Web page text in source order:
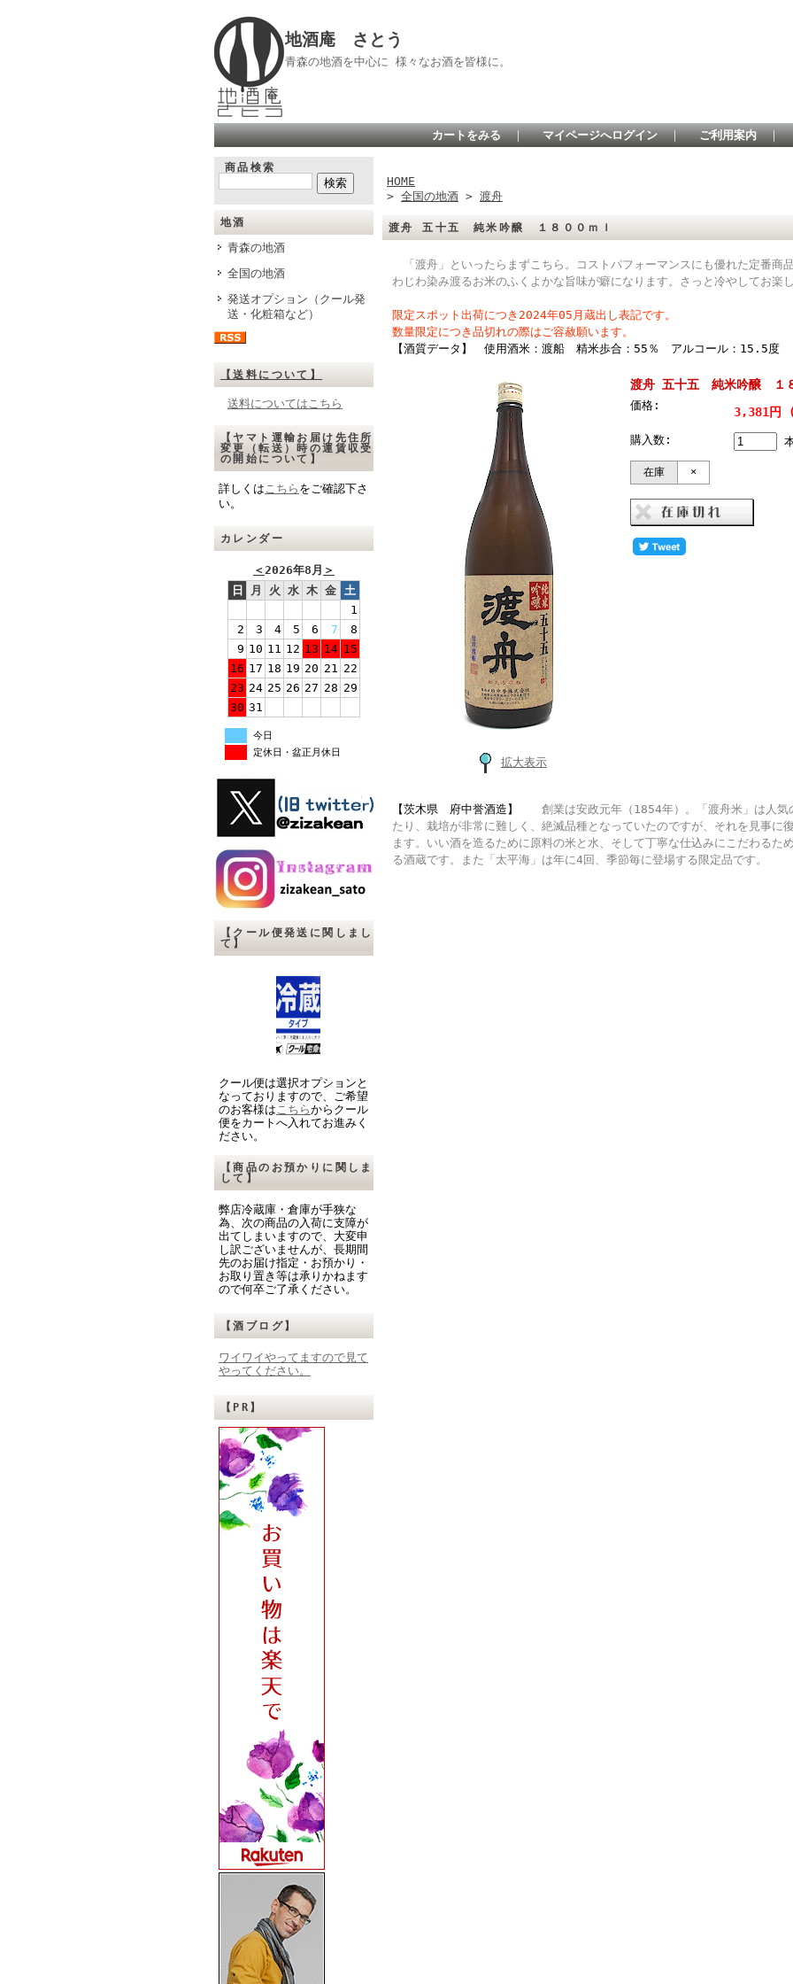
地酒庵 さとう
青森の地酒を中心に 様々なお酒を皆様に。
カートをみる ｜ マイページへログイン ｜ ご利用案内 ｜
商品検索
地酒
青森の地酒
全国の地酒
発送オプション（クール発
送・化粧箱など）
【送料について】
送料についてはこちら
【ヤマト運輸お届け先住所
変更（転送）時の運賃収受
の開始について】
詳しくはこちら をご確認下さ
い。
カレンダー
＜2026年8月 ＞
日
月 火 水 木 金 土
1
2
3 4 5 6 7
8
9 10 11 12 13 14 15
16 17 18 19 20 21 22
23 24 25 26 27 28 29
30 31
今日
定休日・盆正月休日
【クール便発送に関しまし
て】
クール便は選択オプションと
なっておりますので、ご希望
のお客様はこちらからクール
便をカートへ入れてお進みく
ださい。
【商品のお預かりに関しま
して】
弊店冷蔵庫・倉庫が手狭な
為、次の商品の入荷に支障が
出てしまいますので、大変申
し訳ございませんが、長期間
先のお届け指定・お預かり・
お取り置き等は承りかねます
ので何卒ご了承ください。
【酒ブログ】
ワイワイやってますので見て
やってください。
【PR】
HOME
> 全国の地酒 > 渡舟
渡舟 五十五 純米吟醸 １８００ｍｌ
「渡舟」といったらまずこちら。コストパフォーマンスにも優れた定番商
わじわ染み渡るお米のふくよかな旨味が癖になります。さっと冷やしてお楽し
限定スポット出荷につき2024年05月蔵出し表記です。
数量限定につき品切れの際はご容赦願います。
【酒質データ】 使用酒米：渡船 精米歩合：55％ アルコール：15.5度
拡大表示
渡舟 五十五 純米吟醸 １８
価格: 3,381円
購入数:
在庫 ×
【茨木県 府中誉酒造】
創業は安政元年（1854年）。「渡舟米」は人気
たり、栽培が非常に難しく、絶滅品種となっていたのですが、それを見事に
ます。いい酒を造るために原料の米と水、そして丁寧な仕込みにこだわるた
る酒蔵です。また「太平海」は年に4回、季節毎に登場する限定品です。